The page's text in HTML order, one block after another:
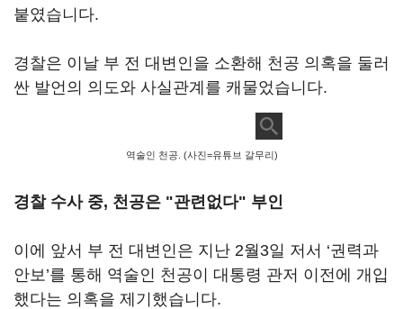
붙였습니다.
경찰은 이날 부 전 대변인을 소환해 천공 의혹을 둘러
싼 발언의 의도와 사실관계를 캐물었습니다.
역술인 천공. (사진=유튜브 갈무리)
경찰 수사 중, 천공은 "관련없다" 부인
이에 앞서 부 전 대변인은 지난 2월3일 저서 ‘권력과
안보’를 통해 역술인 천공이 대통령 관저 이전에 개입
했다는 의혹을 제기했습니다.